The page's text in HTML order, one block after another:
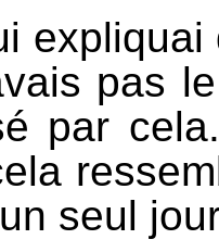
expliquai
pas
par
seul